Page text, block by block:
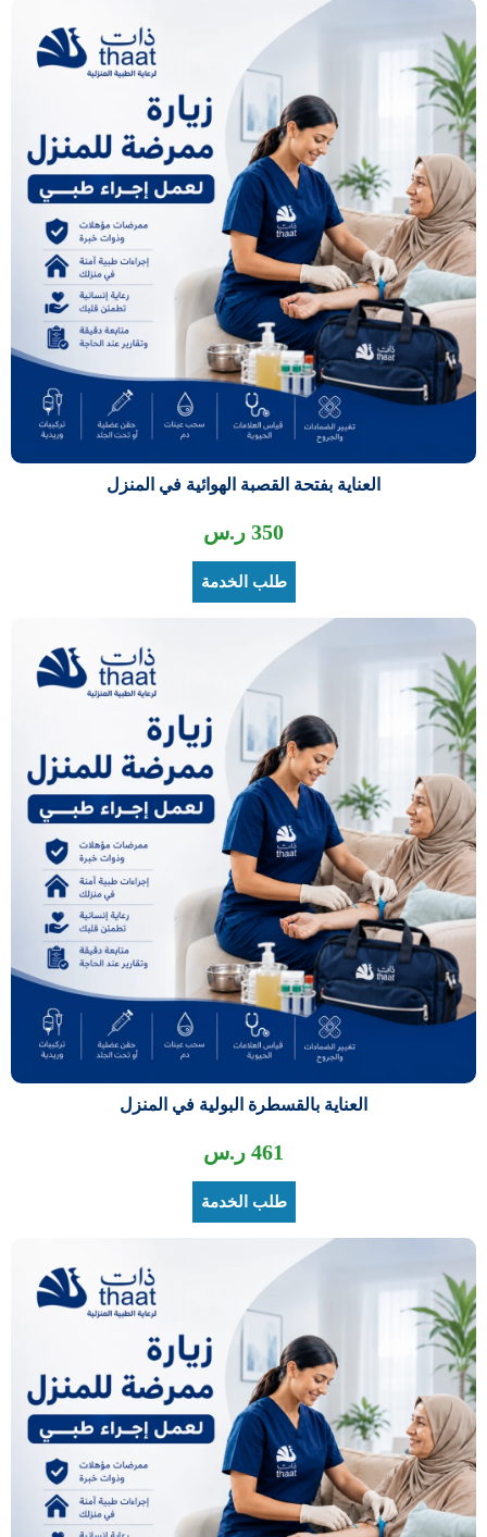
العناية بفتحة القصبة الهوائية في المنزل
350 ر.س
طلب الخدمة
العناية بالقسطرة البولية في المنزل
461 ر.س
طلب الخدمة